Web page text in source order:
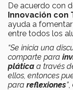
De acuerdo con
Innovación con
ayuda a
entre todos los
“Se inicia una
comparte para
plática a través
ellos, entonces
para reflexiones”,